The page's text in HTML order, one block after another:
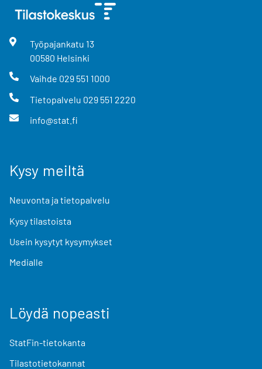
Työpajankatu 13
00580 Helsinki
Vaihde 029 551 1000
Tietopalvelu 029 551 2220
info@stat.fi
Kysy meiltä
Neuvonta ja tietopalvelu
Kysy tilastoista
Usein kysytyt kysymykset
Medialle
Löydä nopeasti
StatFin-tietokanta
Tilastotietokannat